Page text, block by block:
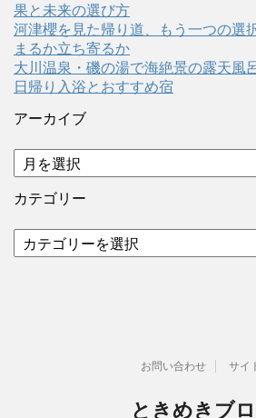
果と未来の選び方
河津櫻を見た帰り道、もう一つの選
まるか立ち寄るか
大川温泉・磯の湯で海絶景の露天風
日帰り入浴とおすすめ宿
アーカイブ
ア
ー
カ
ブ
カテゴリー
テ
お問い合わせ サイ
ときめきブ